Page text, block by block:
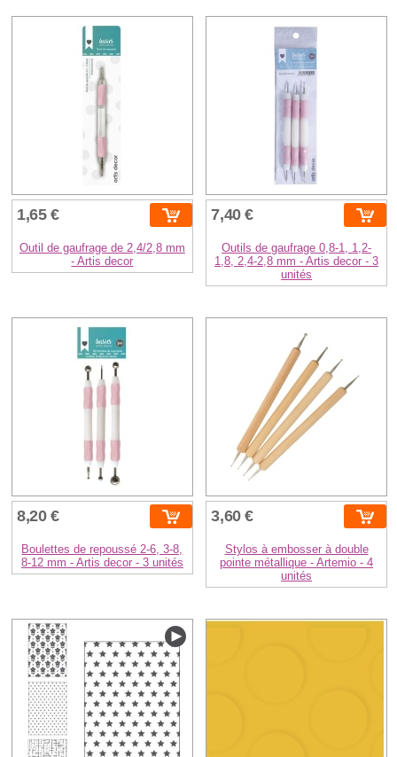
1,65 €
Outil de gaufrage de 2,4/2,8 mm
- Artis decor
7,40 €
Outils de gaufrage 0,8-1, 1,2-
1,8, 2,4-2,8 mm - Artis decor - 3
unités
8,20 €
Boulettes de repoussé 2-6, 3-8,
8-12 mm - Artis decor - 3 unités
3,60 €
Stylos à embosser à double
pointe métallique - Artemio - 4
unités